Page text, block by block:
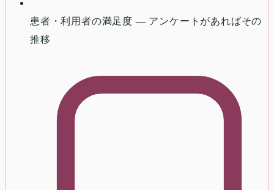
患者・利用者の満足度 — アンケートがあればその
推移